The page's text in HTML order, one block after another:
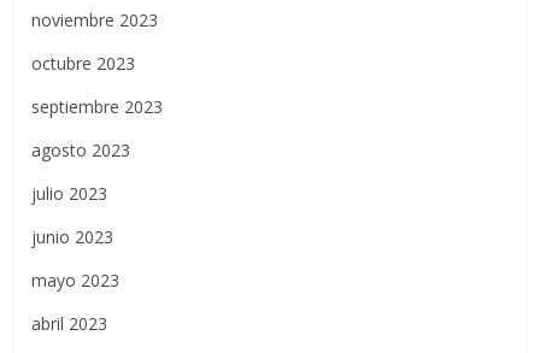
noviembre 2023
octubre 2023
septiembre 2023
agosto 2023
julio 2023
junio 2023
mayo 2023
abril 2023